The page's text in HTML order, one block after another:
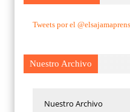
Tweets por el
Nuestro Archivo